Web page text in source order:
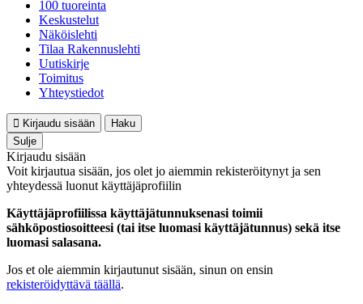
100 tuoreinta
Keskustelut
Näköislehti
Tilaa Rakennuslehti
Uutiskirje
Toimitus
Yhteystiedot
Kirjaudu sisään
Haku
Sulje
Kirjaudu sisään
Voit kirjautua sisään, jos olet jo aiemmin rekisteröitynyt ja sen
yhteydessä luonut käyttäjäprofiilin
Käyttäjäprofiilissa käyttäjätunnuksenasi toimii
sähköpostiosoitteesi (tai itse luomasi käyttäjätunnus) sekä itse
luomasi salasana.
Jos et ole aiemmin kirjautunut sisään, sinun on ensin
rekisteröidyttävä täällä.